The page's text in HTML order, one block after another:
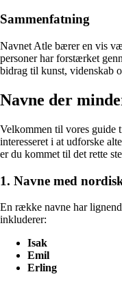
Sammenfatning
Navnet Atle bærer en vis
personer har forstærket
bidrag til kunst, videnskab
Navne der
Velkommen til vores guide
interesseret i at udforske
er du kommet til det rette
1. Navne med
En række navne har
inkluderer:
Isak
Emil
Erling